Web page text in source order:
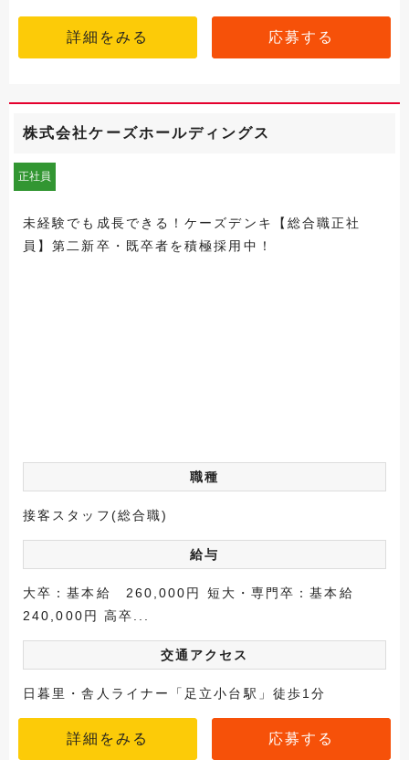
詳細をみる 応募する
株式会社ケーズホールディングス
正社員
未経験でも成長できる！ケーズデンキ【総合職正社
員】第二新卒・既卒者を積極採用中！
職種
接客スタッフ(総合職)
給与
大卒：基本給 260,000円 短大・専門卒：基本給
240,000円 高卒...
交通アクセス
日暮里・舎人ライナー「足立小台駅」徒歩1分
詳細をみる 応募する